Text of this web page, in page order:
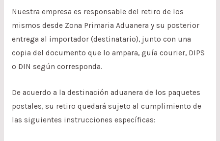
Nuestra empresa es responsable del retiro de los
mismos desde Zona Primaria Aduanera y su posterior
entrega al importador (destinatario), junto con una
copia del documento que lo ampara, guía courier, DIPS
o DIN según corresponda.
De acuerdo a la destinación aduanera de los paquetes
postales, su retiro quedará sujeto al cumplimiento de
las siguientes instrucciones específicas: